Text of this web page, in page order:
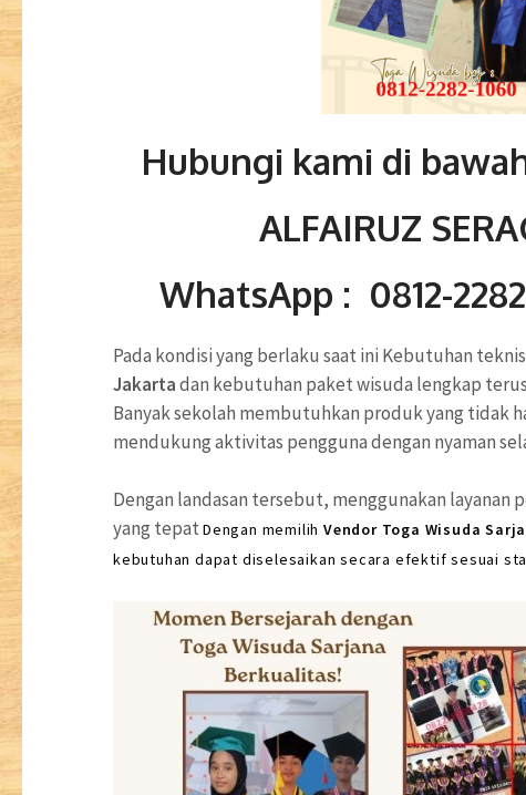
Hubungi kami di
ALFAIRUZ
WhatsApp : 0812-
Pada kondisi yang berlaku saat ini Kebutuhan
Jakartadan kebutuhan paket wisuda lengkap
Banyak sekolah membutuhkan produk yang tidak
mendukung aktivitas pengguna dengan nyaman
Dengan landasan tersebut, menggunakan layanan
yang tepat Dengan memilih Vendor Toga Wisuda
kebutuhan dapat diselesaikan secara efektif sesuai